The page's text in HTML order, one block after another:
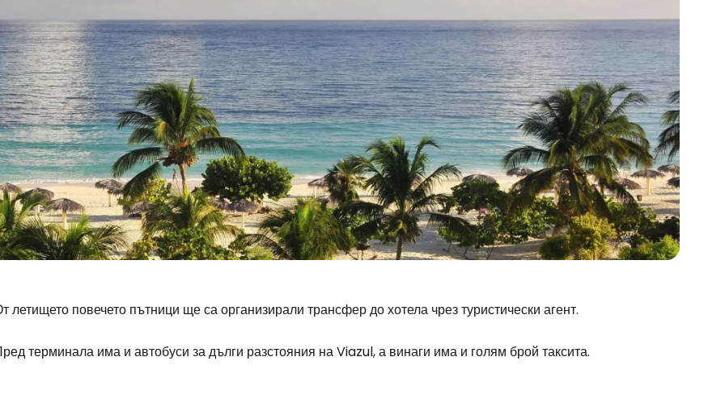
летището повечето пътници ще са организирали трансфер до хотела чрез туристически агент.
терминала има и автобуси за дълги разстояния на Viazul, а винаги има и голям брой таксита.